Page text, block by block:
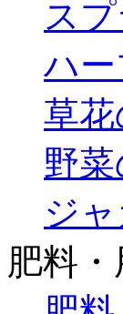
ス
ハ
草花
野
ジ
肥料・